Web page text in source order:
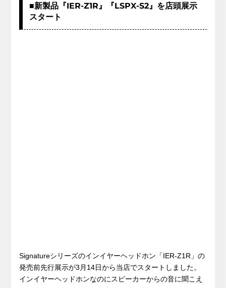
■新製品『IER-Z1R』『LSPX-S2』を店頭展示
スタート
Signatureシリーズのインイヤーヘッドホン「IER-Z1R」の
発売前先行展示が3月14日から当店でスタートしました。
インイヤーヘッドホンなのにスピーカーからの音に聞こえ